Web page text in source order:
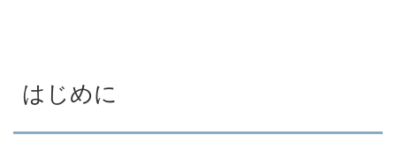
はじめに